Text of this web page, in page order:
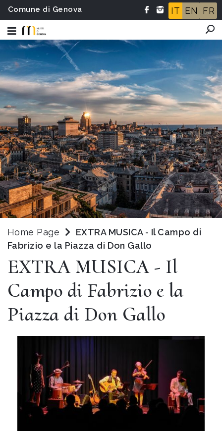
Comune di Genova IT EN FR
Home Page
EXTRA MUSICA - Il Campo di
Fabrizio e la Piazza di Don Gallo
EXTRA MUSICA - Il
Campo di Fabrizio e la
Piazza di Don Gallo